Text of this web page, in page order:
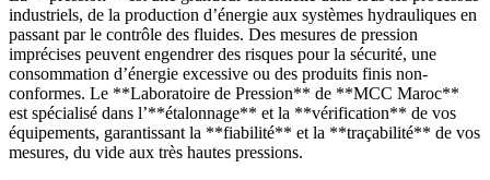
industriels, de la production d’énergie aux systèmes hydrauliques en
passant par le contrôle des fluides. Des mesures de pression
imprécises peuvent engendrer des risques pour la sécurité, une
consommation d’énergie excessive ou des produits finis non-
conformes. Le **Laboratoire de Pression** de **MCC Maroc**
est spécialisé dans l’**étalonnage** et la **vérification** de vos
équipements, garantissant la **fiabilité** et la **traçabilité** de vos
mesures, du vide aux très hautes pressions.